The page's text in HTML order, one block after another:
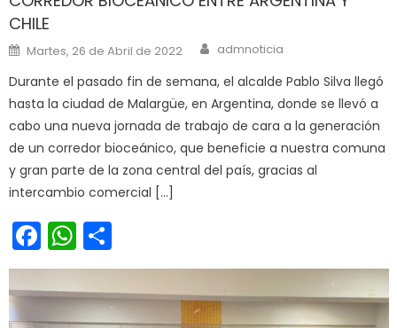
CHILE
Posted on
Martes, 26 de Abril de 2022 Author
admnoticia
Durante el pasado fin de semana, el alcalde Pablo Silva llegó
hasta la ciudad de Malargüe, en Argentina, donde se llevó a
cabo una nueva jornada de trabajo de cara a la generación
de un corredor bioceánico, que beneficie a nuestra comuna
y gran parte de la zona central del país, gracias al
intercambio comercial […]
Facebook
WhatsApp